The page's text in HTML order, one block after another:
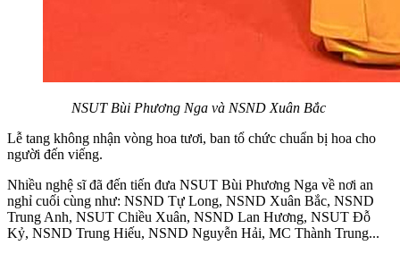
NSUT Bùi Phương Nga và NSND Xuân Bắc
Lễ tang không nhận vòng hoa tươi, ban tổ chức chuẩn bị hoa cho
người đến viếng.
Nhiều nghệ sĩ đã đến tiến đưa NSUT Bùi Phương Nga về nơi an
nghỉ cuối cùng như: NSND Tự Long, NSND Xuân Bắc, NSND
Trung Anh, NSUT Chiều Xuân, NSND Lan Hương, NSUT Đỗ
Kỷ, NSND Trung Hiếu, NSND Nguyễn Hải, MC Thành Trung...